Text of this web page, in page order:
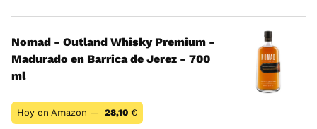
Nomad - Outland Whisky Premium -
Madurado en Barrica de Jerez - 700
ml
Hoy en Amazon — 28,10 €